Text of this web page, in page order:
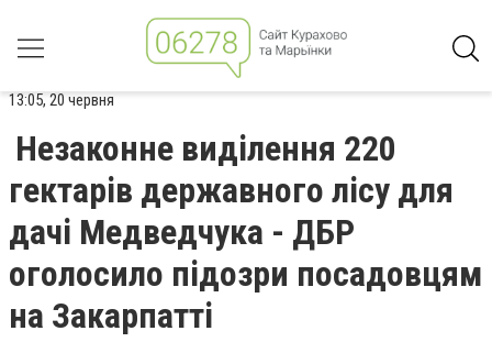
13:05, 20 червня
Незаконне виділення 220
гектарів державного лісу для
дачі Медведчука - ДБР
оголосило підозри посадовцям
на Закарпатті